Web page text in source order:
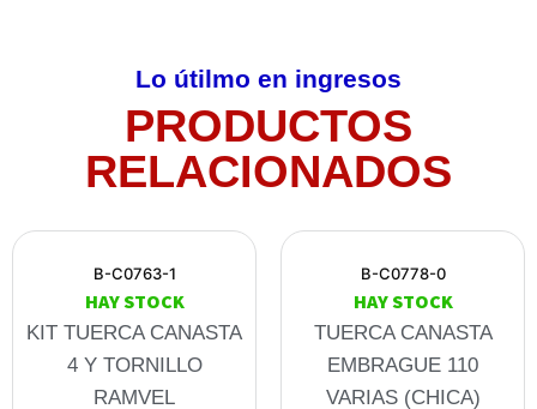
Lo útilmo en ingresos
PRODUCTOS
RELACIONADOS
B-C0763-1
HAY STOCK
KIT TUERCA CANASTA
4 Y TORNILLO
RAMVEL
B-C0778-0
HAY STOCK
TUERCA CANASTA
EMBRAGUE 110
VARIAS (CHICA)